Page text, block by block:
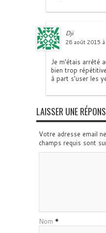
Dji
28 août 2015
Je m’étais arrêté
bien trop
à part s’user les
LAISSER UNE
Votre adresse email
champs requis sont
Nom *